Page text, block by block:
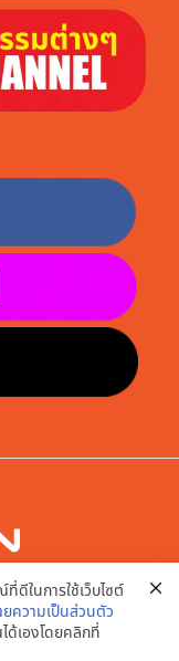
งกรวย จ.นนทบุรี
ดีในการใช้เว็บไซต์
ยความเป็นส่วนตัว
ด้เองโดยคลิกที่